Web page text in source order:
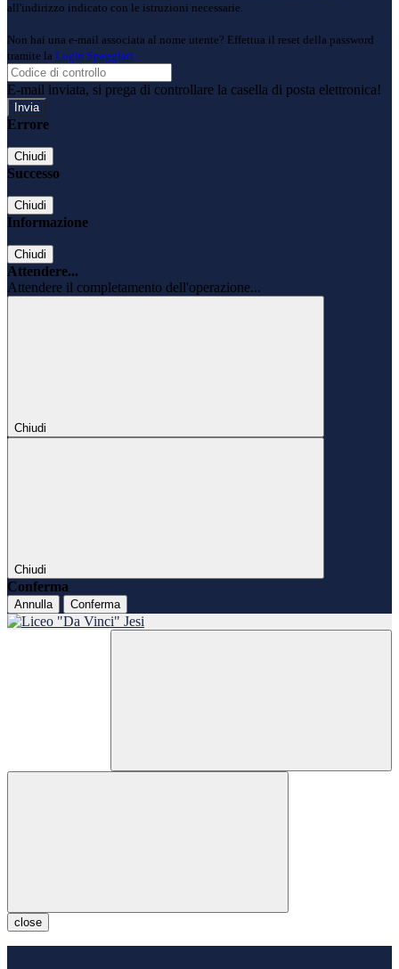
all'indirizzo indicato con le istruzioni necessarie.
Non hai una e-mail associata al nome utente? Effettua il reset della password
tramite la Login Spaggiari
E-mail inviata, si prega di controllare la casella di posta elettronica!
Errore
Chiudi
Successo
Chiudi
Informazione
Chiudi
Attendere...
Attendere il completamento dell'operazione...
Chiudi
Chiudi
Conferma
Annulla Conferma
close